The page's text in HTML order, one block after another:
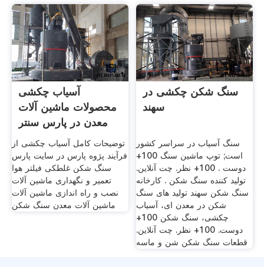
آسیاب چکشی
محصولات ماشین آلات
معدن در پارس سنتر
توضیحات کامل آسیاب چکشی از
فرآیند پژوه پارس در سایت پارس
سنگ شکن غلطکی فیلتر هوا
تعمیر و نگهداری ماشین آلات
نصب و راه اندازی ماشین آلات
ماشین آلات معدن سنگ شکن
سنگ شکن چکشی در
سهند
سنگ آسیاب در سراسر کشور
است; توپ ماشین سنگ 100+
دوست . 100+ نظر. چت آنلاین.
تولید کننده سنگ شکن . کارخانه
سنگ شکن سهند تولید های سنگ
شکن در معدن ای، آسیاب
چکشی، سنگ شکن 100+
دوست. 100+ نظر. چت آنلاین.
قطعات سنگ شکن شن و ماسه